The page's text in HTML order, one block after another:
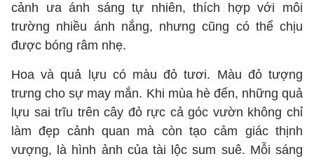
cảnh ưa ánh sáng tự nhiên, thích hợp với môi
trường nhiều ánh nắng, nhưng cũng có thể chịu
được bóng râm nhẹ.
Hoa và quả lựu có màu đỏ tươi. Màu đỏ tượng
trưng cho sự may mắn. Khi mùa hè đến, những quả
lựu sai trĩu trên cây đỏ rực cả góc vườn không chỉ
làm đẹp cảnh quan mà còn tạo cảm giác thịnh
vượng, là hình ảnh của tài lộc sum suê. Mỗi sáng